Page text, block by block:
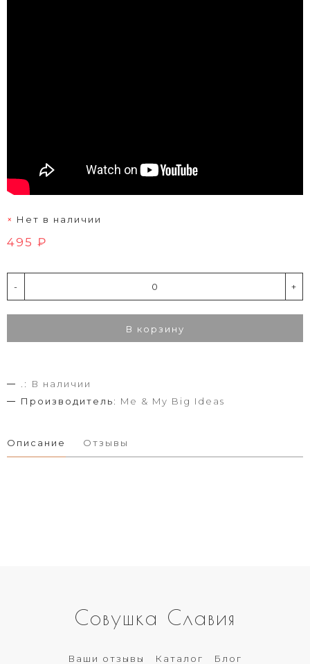
Нет в наличии
495 ₽
- +
В корзину
.:
В наличии
Производитель: Me & My Big Ideas
Описание Отзывы
Совушка Славия
Ваши отзывы Каталог Блог